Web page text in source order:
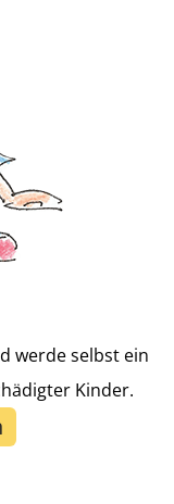
werde selbst ein
Kinder.